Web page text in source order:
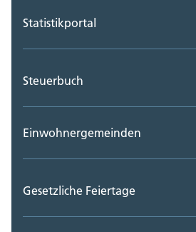
Statistikportal
Steuerbuch
Einwohnergemeinden
Gesetzliche Feiertage